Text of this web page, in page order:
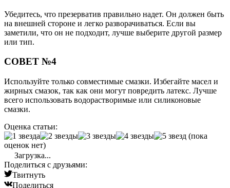
Убедитесь, что презерватив правильно надет. Он должен быть
на внешней стороне и легко разворачиваться. Если вы
заметили, что он не подходит, лучше выберите другой размер
или тип.
СОВЕТ №4
Используйте только совместимые смазки. Избегайте масел и
жирных смазок, так как они могут повредить латекс. Лучше
всего использовать водорастворимые или силиконовые
смазки.
Оценка статьи:
(пока
оценок нет)
Загрузка...
Поделиться с друзьями:
Твитнуть
Поделиться